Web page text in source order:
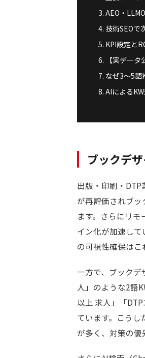
AEO・
技術SEOで
KPI設定と
【実デー
なぜ3〜5語
AIによる
ブックデ
出版・印刷・
が再評価されブ
ます。さらにリ
イン化が加速し
の可視性確保はこ
一方で、ブックデ
人」のような2語
以上 求人」「
ています。こうし
が多く、対策の優